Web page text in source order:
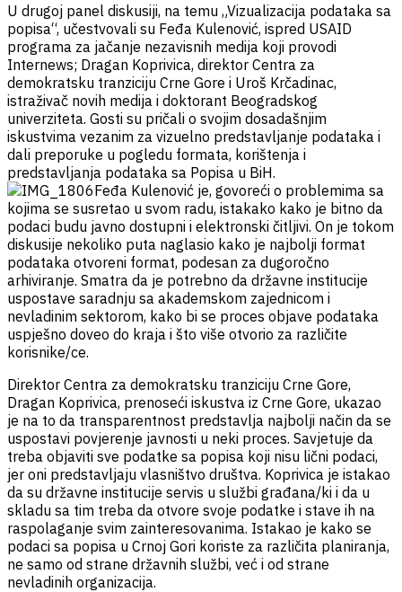
U drugoj panel diskusiji, na temu „Vizualizacija podataka sa
popisa“, učestvovali su Feđa Kulenović, ispred USAID
programa za jačanje nezavisnih medija koji provodi
Internews; Dragan Koprivica, direktor Centra za
demokratsku tranziciju Crne Gore i Uroš Krčadinac,
istraživač novih medija i doktorant Beogradskog
univerziteta. Gosti su pričali o svojim dosadašnjim
iskustvima vezanim za vizuelno predstavljanje podataka i
dali preporuke u pogledu formata, korištenja i
predstavljanja podataka sa Popisa u BiH.
Feđa Kulenović je, govoreći o problemima sa
kojima se susretao u svom radu, istakako kako je bitno da
podaci budu javno dostupni i elektronski čitljivi. On je tokom
diskusije nekoliko puta naglasio kako je najbolji format
podataka otvoreni format, podesan za dugoročno
arhiviranje. Smatra da je potrebno da državne institucije
uspostave saradnju sa akademskom zajednicom i
nevladinim sektorom, kako bi se proces objave podataka
uspješno doveo do kraja i što više otvorio za različite
korisnike/ce.
Direktor Centra za demokratsku tranziciju Crne Gore,
Dragan Koprivica, prenoseći iskustva iz Crne Gore, ukazao
je na to da transparentnost predstavlja najbolji način da se
uspostavi povjerenje javnosti u neki proces. Savjetuje da
treba objaviti sve podatke sa popisa koji nisu lični podaci,
jer oni predstavljaju vlasništvo društva. Koprivica je istakao
da su državne institucije servis u službi građana/ki i da u
skladu sa tim treba da otvore svoje podatke i stave ih na
raspolaganje svim zainteresovanima. Istakao je kako se
podaci sa popisa u Crnoj Gori koriste za različita planiranja,
ne samo od strane državnih službi, već i od strane
nevladinih organizacija.